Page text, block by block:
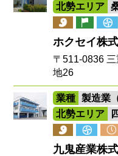
北勢エリア
ホクセイ株
〒511-0836
地26
業種
製造業
北勢エリア
九鬼産業株